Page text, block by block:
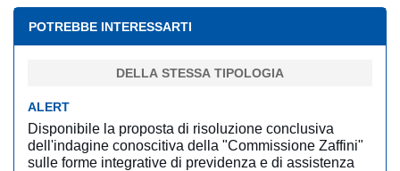
POTREBBE INTERESSARTI
DELLA STESSA TIPOLOGIA
ALERT
Disponibile la proposta di risoluzione conclusiva
dell'indagine conoscitiva della "Commissione Zaffini"
sulle forme integrative di previdenza e di assistenza